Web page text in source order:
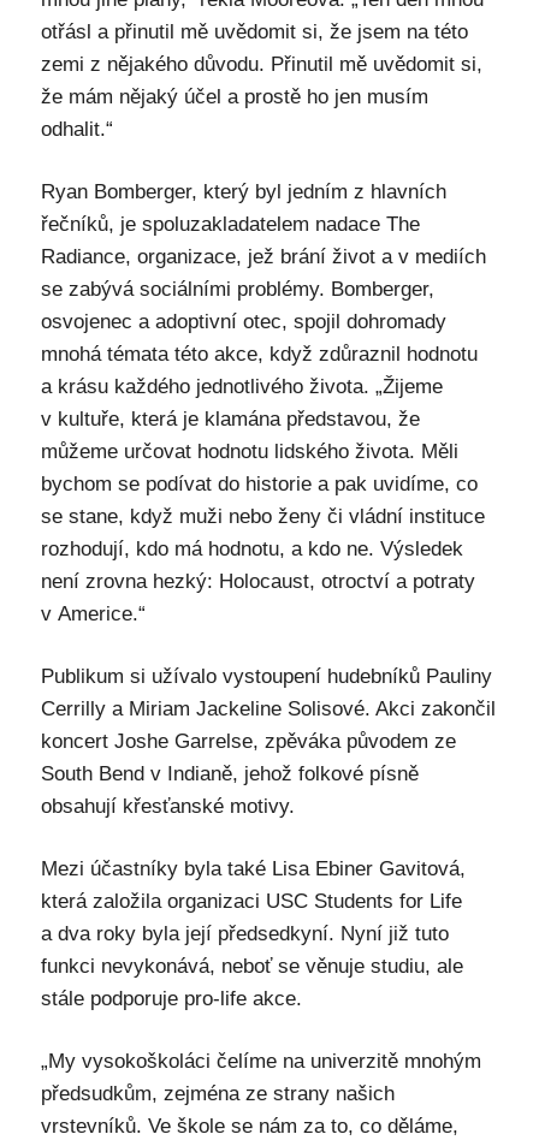
otřásl a přinutil mě uvědomit si, že jsem na této
zemi z nějakého důvodu. Přinutil mě uvědomit si,
že mám nějaký účel a prostě ho jen musím
odhalit.“
Ryan Bomberger, který byl jedním z hlavních
řečníků, je spoluzakladatelem nadace The
Radiance, organizace, jež brání život a v mediích
se zabývá sociálními problémy. Bomberger,
osvojenec a adoptivní otec, spojil dohromady
mnohá témata této akce, když zdůraznil hodnotu
a krásu každého jednotlivého života. „Žijeme
v kultuře, která je klamána představou, že
můžeme určovat hodnotu lidského života. Měli
bychom se podívat do historie a pak uvidíme, co
se stane, když muži nebo ženy či vládní instituce
rozhodují, kdo má hodnotu, a kdo ne. Výsledek
není zrovna hezký: Holocaust, otroctví a potraty
v Americe.“
Publikum si užívalo vystoupení hudebníků Pauliny
Cerrilly a Miriam Jackeline Solisové. Akci zakončil
koncert Joshe Garrelse, zpěváka původem ze
South Bend v Indianě, jehož folkové písně
obsahují křesťanské motivy.
Mezi účastníky byla také Lisa Ebiner Gavitová,
která založila organizaci USC Students for Life
a dva roky byla její předsedkyní. Nyní již tuto
funkci nevykonává, neboť se věnuje studiu, ale
stále podporuje pro-life akce.
„My vysokoškoláci čelíme na univerzitě mnohým
předsudkům, zejména ze strany našich
vrstevníků. Ve škole se nám za to, co děláme,